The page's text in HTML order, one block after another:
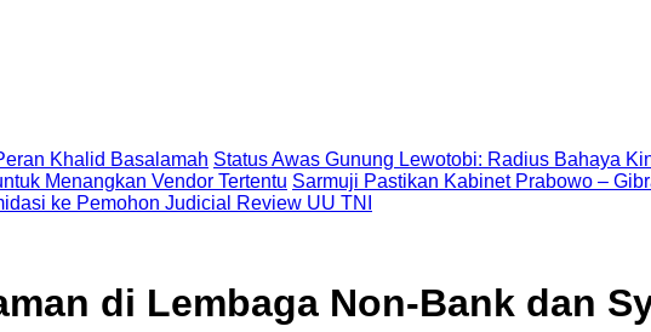
Khalid Basalamah Status Awas Gunung Lewotobi: Radius Bahaya
Menangkan Vendor Tertentu Sarmuji Pastikan Kabinet Prabowo –
ke Pemohon Judicial Review UU TNI
di Lembaga Non-Bank dan